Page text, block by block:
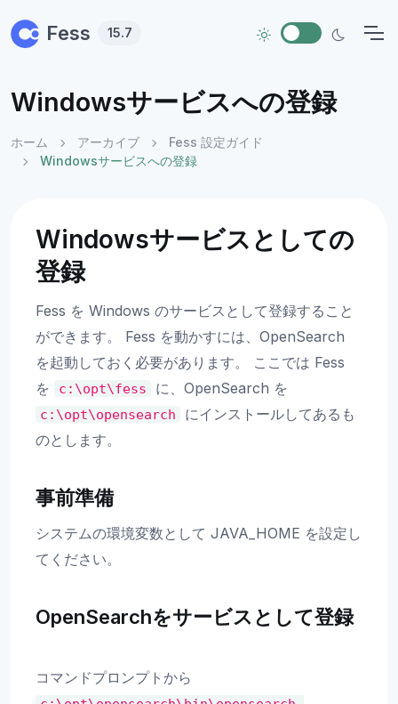
Fess 15.7
Windowsサービスへの登録
ホーム アーカイブ
Fess 設定ガイド
Windowsサービスへの登録
Windowsサービスとしての
登録
Fess を Windows のサービスとして登録すること
ができます。 Fess を動かすには、OpenSearch
を起動しておく必要があります。 ここでは Fess
を
c:\opt\fess に、OpenSearch を
c:\opt\opensearch
にインストールしてあるも
のとします。
事前準備
システムの環境変数として JAVA_HOME を設定し
てください。
OpenSearchをサービスとして登録
コマンドプロンプトから